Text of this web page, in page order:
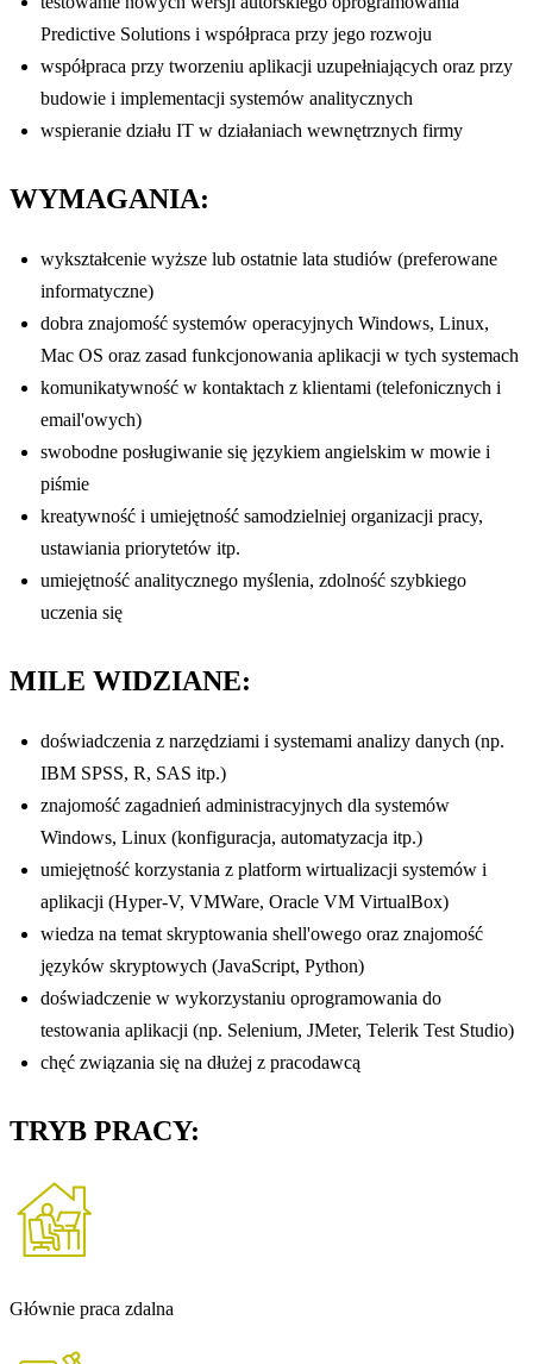
Predictive Solutions i współpraca przy jego rozwoju
współpraca przy tworzeniu aplikacji uzupełniających oraz przy
budowie i implementacji systemów analitycznych
wspieranie działu IT w działaniach wewnętrznych firmy
WYMAGANIA:
wykształcenie wyższe lub ostatnie lata studiów (preferowane
informatyczne)
dobra znajomość systemów operacyjnych Windows, Linux,
Mac OS oraz zasad funkcjonowania aplikacji w tych systemach
komunikatywność w kontaktach z klientami (telefonicznych i
email'owych)
swobodne posługiwanie się językiem angielskim w mowie i
piśmie
kreatywność i umiejętność samodzielniej organizacji pracy,
ustawiania priorytetów itp.
umiejętność analitycznego myślenia, zdolność szybkiego
uczenia się
MILE WIDZIANE:
doświadczenia z narzędziami i systemami analizy danych (np.
IBM SPSS, R, SAS itp.)
znajomość zagadnień administracyjnych dla systemów
Windows, Linux (konfiguracja, automatyzacja itp.)
umiejętność korzystania z platform wirtualizacji systemów i
aplikacji (Hyper-V, VMWare, Oracle VM VirtualBox)
wiedza na temat skryptowania shell'owego oraz znajomość
języków skryptowych (JavaScript, Python)
doświadczenie w wykorzystaniu oprogramowania do
testowania aplikacji (np. Selenium, JMeter, Telerik Test Studio)
chęć związania się na dłużej z pracodawcą
TRYB PRACY:
Głównie praca zdalna